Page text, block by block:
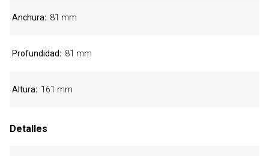
Anchura 81 mm
Profundidad 81 mm
Altura 161 mm
Detalles